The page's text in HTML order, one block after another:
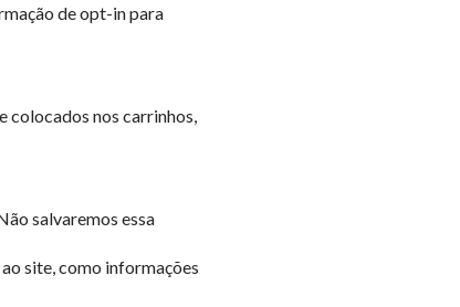
de opt-in para
colocados nos carrinhos,
salvaremos essa
site, como informações